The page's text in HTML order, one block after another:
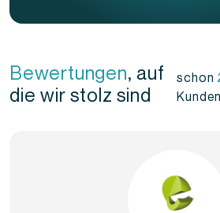
Bewertungen, auf
die wir stolz sind
schon